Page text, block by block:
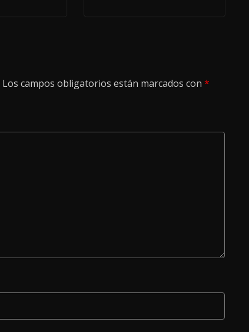
Los campos obligatorios están marcados con *